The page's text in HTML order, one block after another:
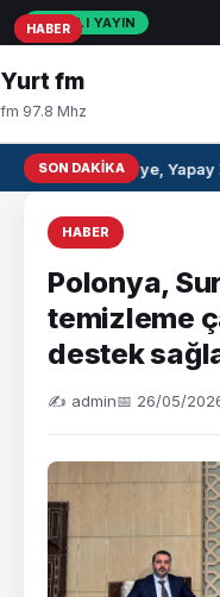
CANLI YAYIN
Yurt fm
fm 97.8 Mhz
SON DAKIKASuriye, Yapay
HABER
Polonya,
temizleme
destek
✍️ admin📅 26/05/
HABER
HABER
HABER